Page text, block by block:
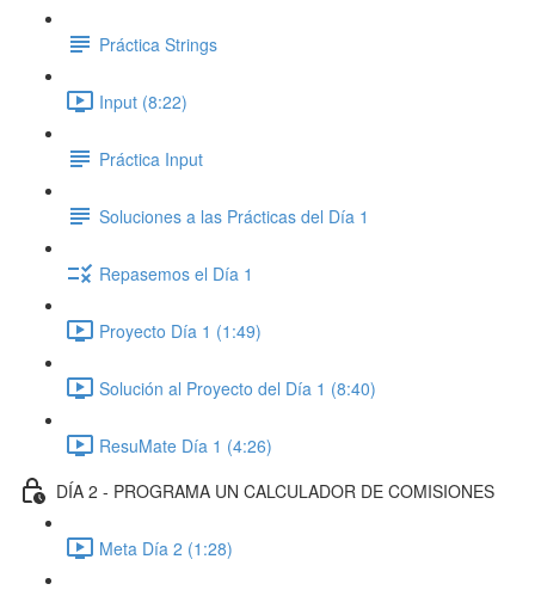
Práctica Strings
Input (8:22)
Práctica Input
Soluciones a las Prácticas del Día 1
Repasemos el Día 1
Proyecto Día 1 (1:49)
Solución al Proyecto del Día 1 (8:40)
ResuMate Día 1 (4:26)
DÍA 2 - PROGRAMA UN CALCULADOR DE COMISIONES
Meta Día 2 (1:28)